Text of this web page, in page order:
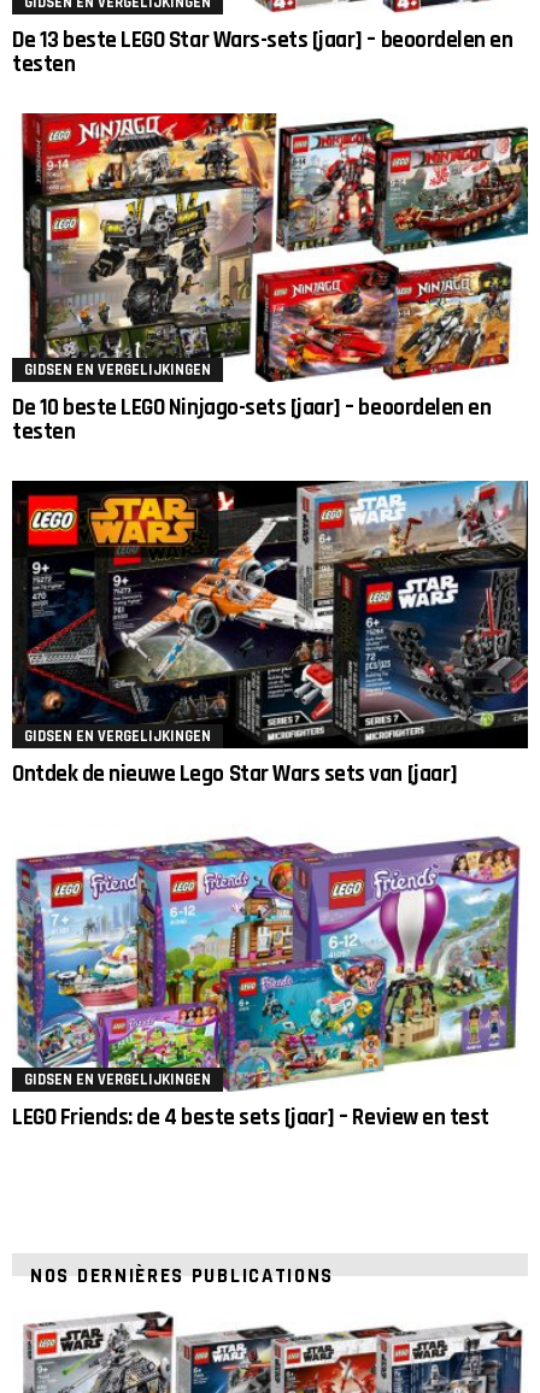
De 13 beste LEGO Star Wars-sets [jaar] – beoordelen en
testen
GIDSEN EN VERGELIJKINGEN
De 10 beste LEGO Ninjago-sets [jaar] – beoordelen en
testen
GIDSEN EN VERGELIJKINGEN
Ontdek de nieuwe Lego Star Wars sets van [jaar]
GIDSEN EN VERGELIJKINGEN
LEGO Friends: de 4 beste sets [jaar] – Review en test
NOS DERNIÈRES PUBLICATIONS